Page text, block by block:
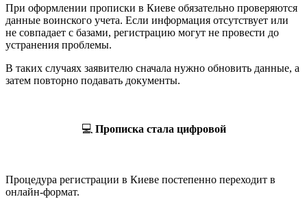
При оформлении прописки в Киеве обязательно проверяются
данные воинского учета. Если информация отсутствует или
не совпадает с базами, регистрацию могут не провести до
устранения проблемы.
В таких случаях заявителю сначала нужно обновить данные, а
затем повторно подавать документы.
💻 Прописка стала цифровой
Процедура регистрации в Киеве постепенно переходит в
онлайн-формат.